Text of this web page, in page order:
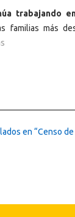
trabajando
familias más
en “Censo de